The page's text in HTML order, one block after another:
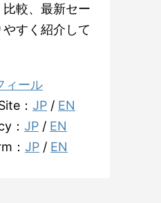
較、最新セー
すく紹介して
ィール
： JP / EN
： JP / EN
： JP / EN